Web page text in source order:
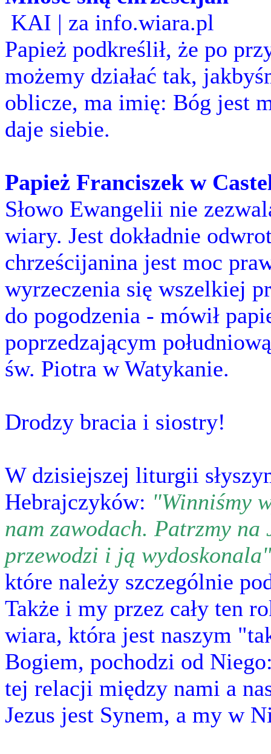
KAI | za info.wiara.pl
Papież podkreślił, że po
możemy działać tak,
oblicze, ma imię: Bóg jest
daje siebie.
Papież Franciszek w
Słowo Ewangelii nie
wiary. Jest dokładnie
chrześcijanina jest moc
wyrzeczenia się wszelkiej
do pogodzenia - mówił
poprzedzającym
św. Piotra w Watykanie.
Drodzy bracia i siostry!
W dzisiejszej liturgii
Hebrajczyków: "Winniśmy
nam zawodach. Patrzmy
przewodzi i ją
które należy szczególnie
Także i my przez cały ten
wiara, która jest naszym
Bogiem, pochodzi od
tej relacji między nami a
Jezus jest Synem, a my w